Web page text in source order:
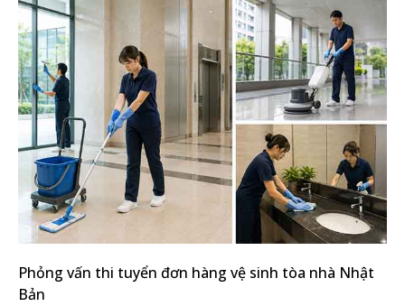
Phỏng vấn thi tuyển đơn hàng vệ sinh tòa nhà Nhật
Bản